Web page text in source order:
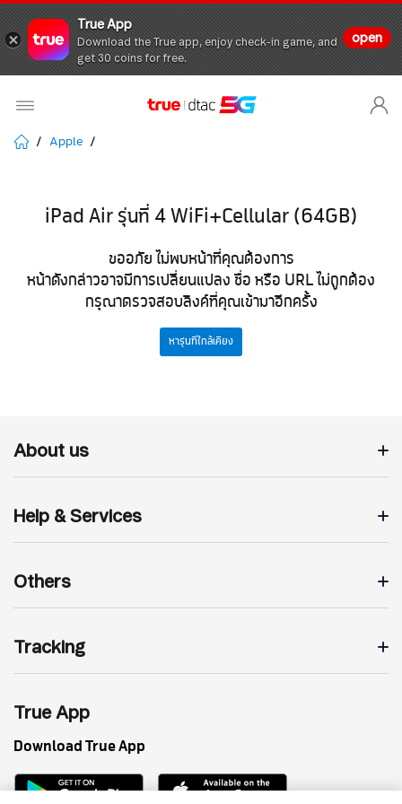
True App
Download the True app, enjoy check-in game, and
get 30 coins for free.
open
Apple
iPad Air รุ่นที่ 4 WiFi+Cellular (64GB)
ขออภัย ไม่พบหน้าที่คุณต้องการ
หน้าดังกล่าวอาจมีการเปลี่ยนแปลง ชื่อ หรือ URL ไม่ถูกต้อง
กรุณาตรวจสอบลิงค์ที่คุณเข้ามาอีกครั้ง
หารุ่นที่ใกล้เคียง
About us
Help & Services
Others
Tracking
True App
Download True App